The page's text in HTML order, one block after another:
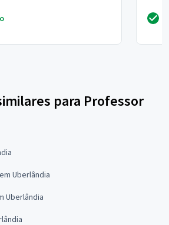
para Professor
Uberlândia
Uberlândia